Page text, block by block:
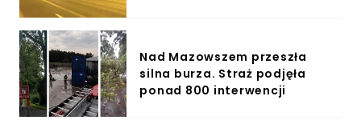
Nad Mazowszem przeszła
silna burza. Straż podjęła
ponad 800 interwencji